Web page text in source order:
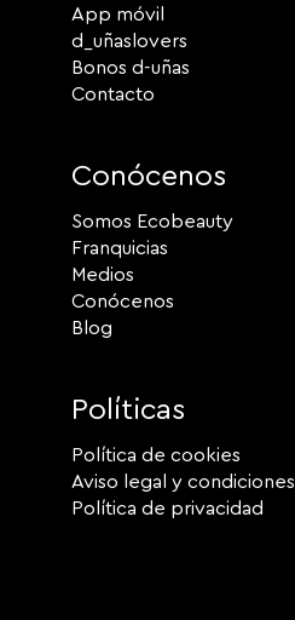
App móvil
d_uñaslovers
Bonos d-uñas
Contacto
Conócenos
Somos Ecobeauty
Franquicias
Medios
Conócenos
Blog
Políticas
Política de cookies
Aviso legal y condiciones
Política de privacidad